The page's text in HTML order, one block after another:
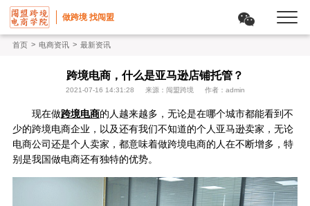
做跨境 找闯盟
首页 > 电商资讯 > 最新资讯
跨境电商，什么是亚马逊店铺托管？
2021-07-16 14:31:28 来源：闯盟跨境 作者：admin
现在做跨境电商的人越来越多，无论是在哪个城市都能看到不
少的跨境电商企业，以及还有我们不知道的个人亚马逊卖家，无论
电商公司还是个人卖家，都意味着做跨境电商的人在不断增多，特
别是我国做电商还有独特的优势。